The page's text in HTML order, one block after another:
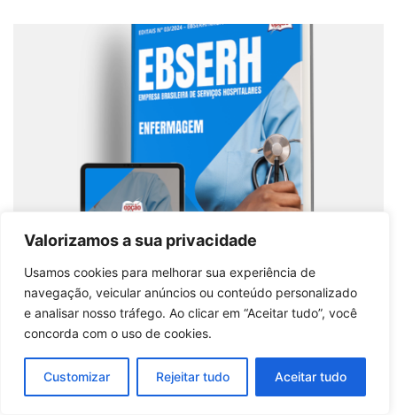
Valorizamos a sua privacidade
Usamos cookies para melhorar sua experiência de
navegação, veicular anúncios ou conteúdo personalizado
e analisar nosso tráfego. Ao clicar em “Aceitar tudo”, você
concorda com o uso de cookies.
Customizar Rejeitar tudo Aceitar tudo
Apostila EBSERH 2026: Guia Completo para
Profissionais de Enfermagem